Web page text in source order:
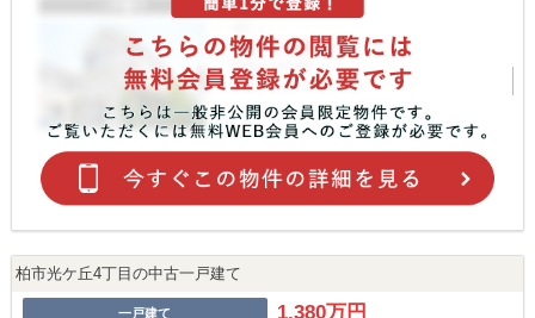
柏市光ケ丘4丁目の中古一戸建て
一戸建て 1,380万円